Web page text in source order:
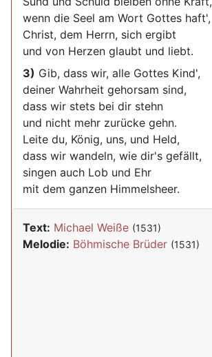
wenn die Seel am Wort Gottes haft',
Christ, dem Herrn, sich ergibt
und von Herzen glaubt und liebt.
3) Gib, dass wir, alle Gottes Kind',
deiner Wahrheit gehorsam sind,
dass wir stets bei dir stehn
und nicht mehr zurücke gehn.
Leite du, König, uns, und Held,
dass wir wandeln, wie dir's gefällt,
singen auch Lob und Ehr
mit dem ganzen Himmelsheer.
Text: Michael Weiße (1531)
Melodie: Böhmische Brüder (1531)